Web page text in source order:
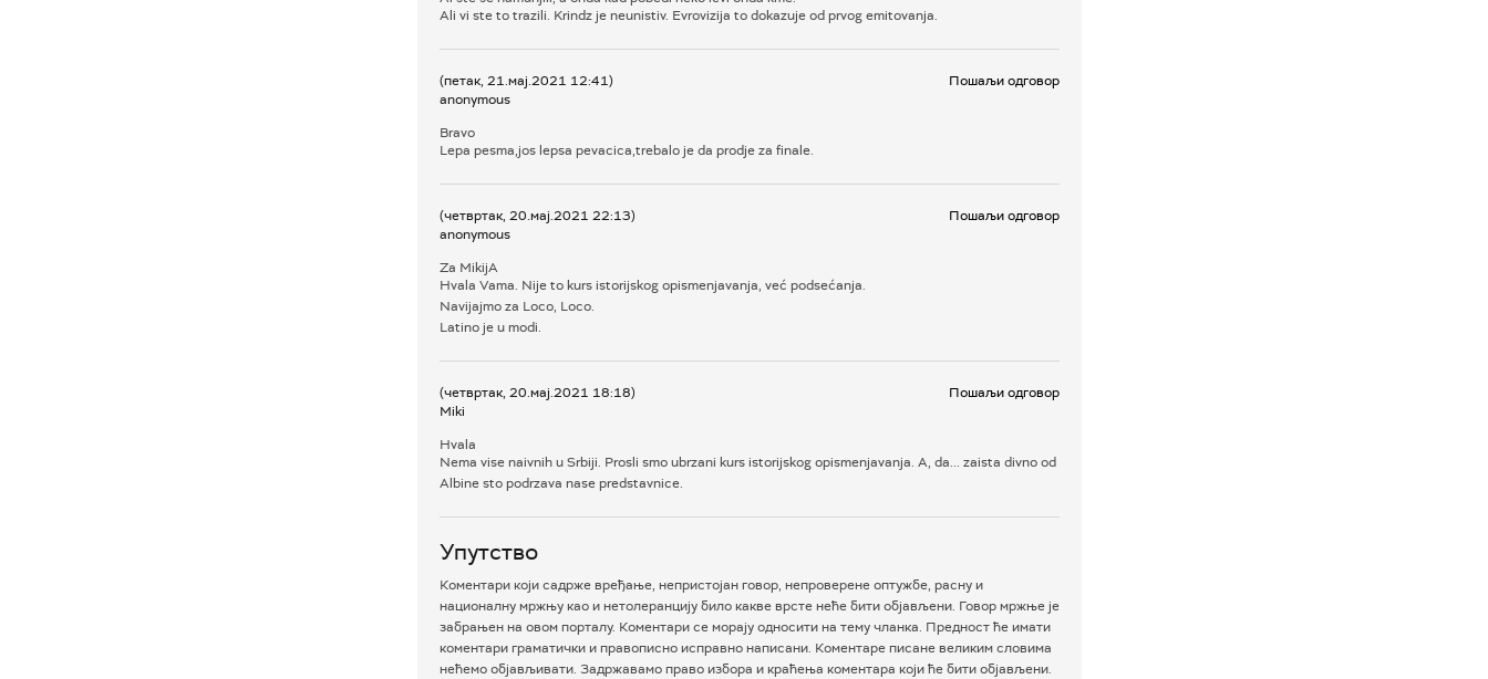
Ali vi ste to trazili. Krindz je neunistiv. Evrovizija to dokazuje od prvog emitovanja.
(петак, 21.мај.2021 12:41)
anonymous
Пошаљи одговор
Bravo
Lepa pesma,jos lepsa pevacica,trebalo je da prodje za finale.
(четвртак, 20.мај.2021 22:13)
anonymous
Пошаљи одговор
Za MikijA
Hvala Vama. Nije to kurs istorijskog opismenjavanja, već podsećanja.
Navijajmo za Loco, Loco.
Latino je u modi.
(четвртак, 20.мај.2021 18:18)
Miki
Пошаљи одговор
Hvala
Nema vise naivnih u Srbiji. Prosli smo ubrzani kurs istorijskog opismenjavanja. A, da... zaista divno od
Albine sto podrzava nase predstavnice.
Упутство
Коментари који садрже вређање, непристојан говор, непроверене оптужбе, расну и
националну мржњу као и нетолеранцију било какве врсте неће бити објављени. Говор мржње је
забрањен на овом порталу. Коментари се морају односити на тему чланка. Предност ће имати
коментари граматички и правописно исправно написани. Коментаре писане великим словима
нећемо објављивати. Задржавамо право избора и краћења коментара који ће бити објављени.